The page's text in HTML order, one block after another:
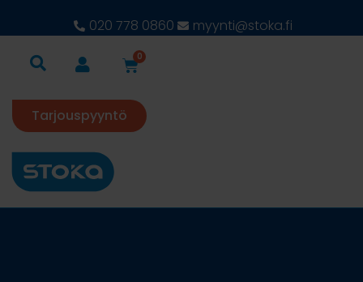
020 778 0860 myynti@stoka.fi
0
Tarjouspyyntö